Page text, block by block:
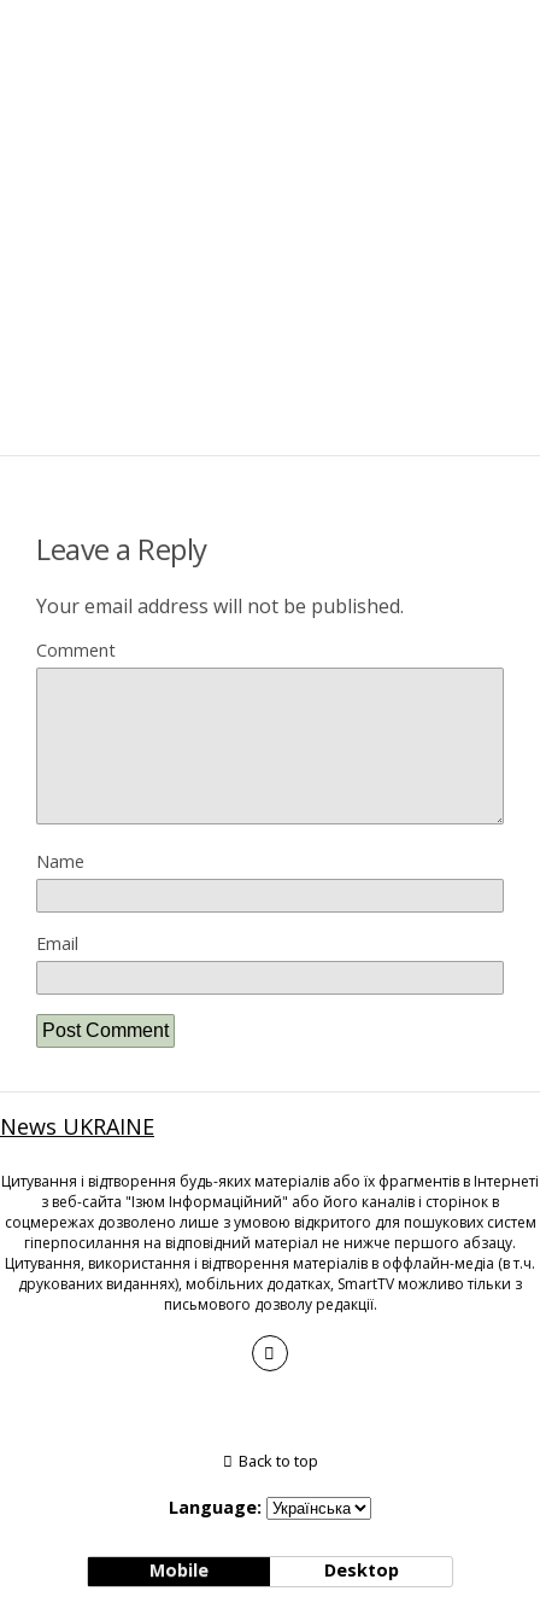
Leave a Reply
Your email address will not be published.
Comment
Name
Email
News UKRAINE
Цитування і відтворення будь-яких матеріалів або їх фрагментів в Інтернеті
з веб-сайта "Ізюм Інформаційний" або його каналів і сторінок в
соцмережах дозволено лише з умовою відкритого для пошукових систем
гіперпосилання на відповідний матеріал не нижче першого абзацу.
Цитування, використання і відтворення матеріалів в оффлайн-медіа (в т.ч.
друкованих виданнях), мобільних додатках, SmartTV можливо тільки з
письмового дозволу редакції.
Back to top
Language:
Mobile Desktop